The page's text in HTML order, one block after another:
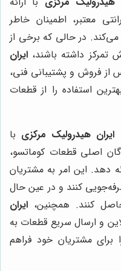
معتبر، اطمینان خاطر
می‌کند. در حالی که برخی از
داشته باشند، ایران
از فروش و پشتیبانی فنی،
استفاده را از قطعات
ایران هیدرولیک مرکزی با
اصلی قطعات کوماتسو،
دهد. این امر به مشتریان
کنند و در عین حال
کنند. همچنین، ایران
و ارسال سریع قطعات به
مشتریان خود فراهم